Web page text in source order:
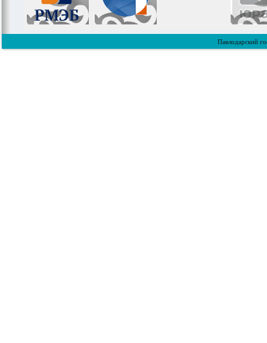
Павлодарский